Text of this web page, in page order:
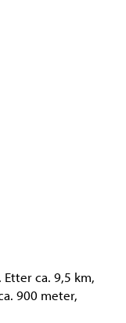
Etter ca. 9,5 km,
900 meter,